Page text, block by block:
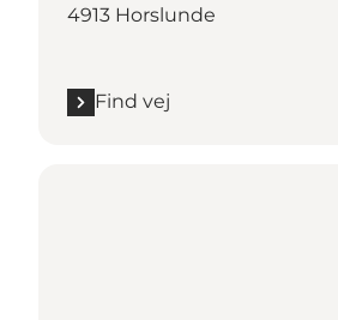
4913 Horslunde
Find vej